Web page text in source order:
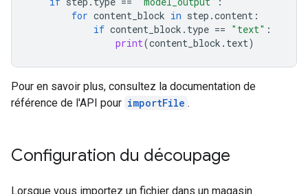
for content_block in step .content :
if content_block . type == "text" :
print(content_block . text)
Pour en savoir plus, consultez la documentation de
référence de l'API pour importFile .
Configuration du découpage
Lorsque vous importez un fichier dans un magasin